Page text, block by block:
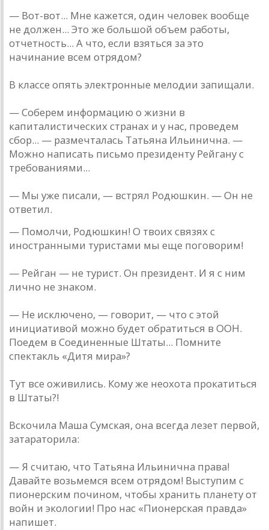
— Вот-вот... Мне кажется, один человек вообще
не должен... Это же большой объем работы,
отчетность... А что, если взяться за это
начинание всем отрядом?
В классе опять электронные мелодии запищали.
— Соберем информацию о жизни в
капиталистических странах и у нас, проведем
сбор... — размечталась Татьяна Ильинична. —
Можно написать письмо президенту Рейгану с
требованиями...
— Мы уже писали, — встрял Родюшкин. — Он не
ответил.
— Помолчи, Родюшкин! О твоих связях с
иностранными туристами мы еще поговорим!
— Рейган — не турист. Он президент. И я с ним
лично не знаком.
— Не исключено, — говорит, — что с этой
инициативой можно будет обратиться в ООН.
Поедем в Соединенные Штаты... Помните
спектакль «Дитя мира»?
Тут все оживились. Кому же неохота прокатиться
в Штаты?!
Вскочила Маша Сумская, она всегда лезет первой,
затараторила:
— Я считаю, что Татьяна Ильинична права!
Давайте возьмемся всем отрядом! Выступим с
пионерским почином, чтобы хранить планету от
войн и экологии! Про нас «Пионерская правда»
напишет.